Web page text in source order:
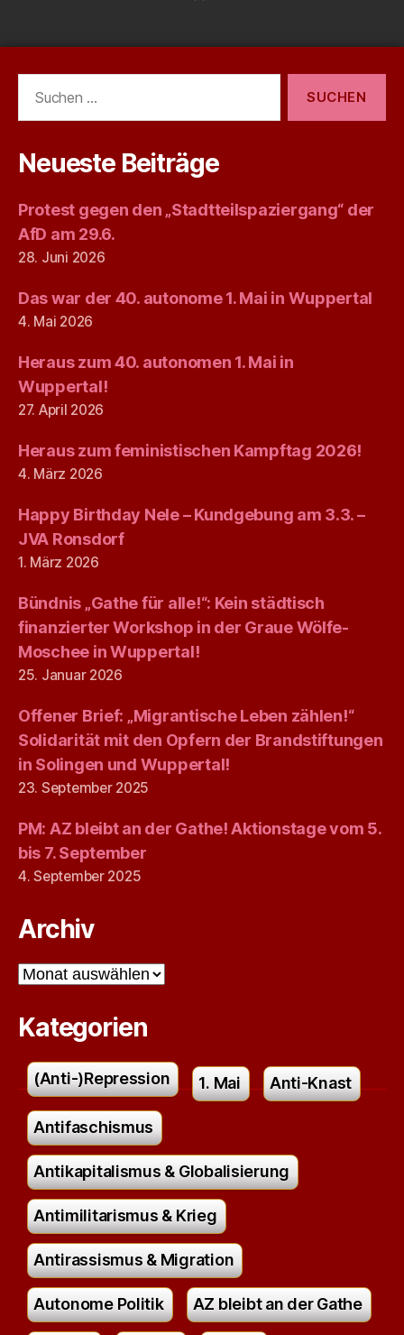
nach:
Neueste Beiträge
Protest gegen den „Stadtteilspaziergang“ der
AfD am 29.6.
28. Juni 2026
Das war der 40. autonome 1. Mai in Wuppertal
4. Mai 2026
Heraus zum 40. autonomen 1. Mai in
Wuppertal!
27. April 2026
Heraus zum feministischen Kampftag 2026!
4. März 2026
Happy Birthday Nele – Kundgebung am 3.3. –
JVA Ronsdorf
1. März 2026
Bündnis „Gathe für alle!“: Kein städtisch
finanzierter Workshop in der Graue Wölfe-
Moschee in Wuppertal!
25. Januar 2026
Offener Brief: „Migrantische Leben zählen!“
Solidarität mit den Opfern der Brandstiftungen
in Solingen und Wuppertal!
23. September 2025
PM: AZ bleibt an der Gathe! Aktionstage vom 5.
bis 7. September
4. September 2025
Archiv
Archiv
Kategorien
(Anti-)Repression 1. Mai Anti-Knast
Antifaschismus
Antikapitalismus & Globalisierung
Antimilitarismus & Krieg
Antirassismus & Migration
Autonome Politik AZ bleibt an der Gathe